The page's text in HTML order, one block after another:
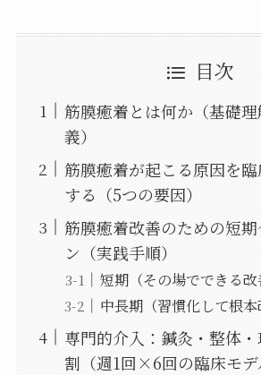
目次
筋膜癒着とは何か（基礎
義）
筋膜癒着が起こる原因を
する（5つの要因）
筋膜癒着改善のための短
ン（実践手順）
短期（その場でできる改
中長期（習慣化して根本
専門的介入：鍼灸・整体
割（週1回×6回の臨床モデ